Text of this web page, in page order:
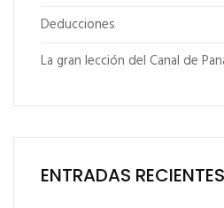
Deducciones
La gran lección del Canal de
ENTRADAS RECIENTES